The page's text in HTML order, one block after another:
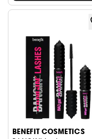
BENEFIT COSMETICS